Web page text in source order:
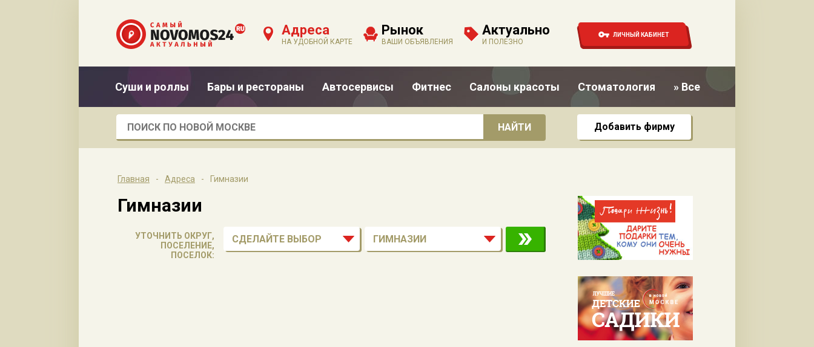
Адреса
НА УДОБНОЙ КАРТЕ
Рынок
ВАШИ ОБЪЯВЛЕНИЯ
Актуально
И ПОЛЕЗНО
Суши и роллы Бары и рестораны Автосервисы Фитнес Салоны красоты Стоматология » Все
ЛИЧНЫЙ КАБИНЕТ
Добавить фирму
Главная - Адреса - Гимназии
Гимназии
УТОЧНИТЬ ОКРУГ,
ПОСЕЛЕНИЕ,
ПОСЕЛОК:
СДЕЛАЙТЕ ВЫБОР ГИМНАЗИИ